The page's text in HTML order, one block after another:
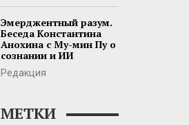
Эмерджентный разум.
Беседа Константина
Анохина с Му-мин Пу о
сознании и ИИ
Редакция
МЕТКИ